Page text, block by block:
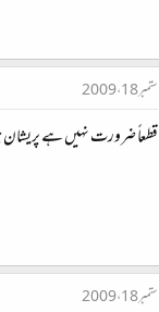
ستمبر 18، 2009
قطعاً ضرورت نہیں ہے پریشان
ستمبر 18، 2009